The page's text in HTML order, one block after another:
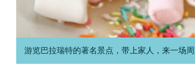
游览巴拉瑞特的著名景点，带上家人，来一场